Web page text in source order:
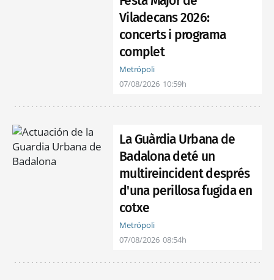
Viladecans 2026:
concerts i programa
complet
Metrópoli
07/08/2026 10:59h
La Guàrdia Urbana de
Badalona deté un
multireincident després
d'una perillosa fugida en
cotxe
Metrópoli
07/08/2026 08:54h